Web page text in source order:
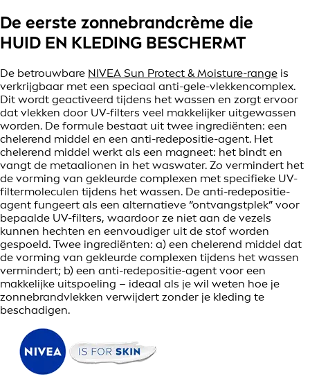
De eerste zonnebrandcrème die
HUID EN KLEDING BESCHERMT
De betrouwbare NIVEA Sun Protect & Moisture-range is
verkrijgbaar met een speciaal anti-gele-vlekkencomplex.
Dit wordt geactiveerd tijdens het wassen en zorgt ervoor
dat vlekken door UV-filters veel makkelijker uitgewassen
worden. De formule bestaat uit twee ingrediënten: een
chelerend middel en een anti-redepositie-agent. Het
chelerend middel werkt als een magneet: het bindt en
vangt de metaalionen in het waswater. Zo vermindert het
de vorming van gekleurde complexen met specifieke UV-
filtermoleculen tijdens het wassen. De anti-redepositie-
agent fungeert als een alternatieve “ontvangstplek” voor
bepaalde UV-filters, waardoor ze niet aan de vezels
kunnen hechten en eenvoudiger uit de stof worden
gespoeld. Twee ingrediënten: a) een chelerend middel dat
de vorming van gekleurde complexen tijdens het wassen
vermindert; b) een anti-redepositie-agent voor een
makkelijke uitspoeling – ideaal als je wil weten hoe je
zonnebrandvlekken verwijdert zonder je kleding te
beschadigen.